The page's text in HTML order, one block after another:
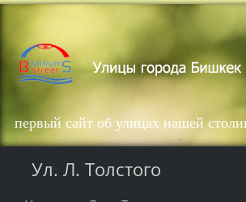
первый сайт об улицах нашей
Ул. Л. Толстого